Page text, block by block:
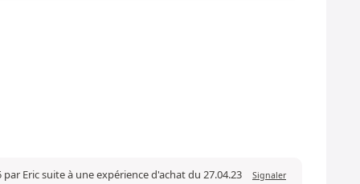
par Eric suite à une expérience d'achat du 27.04.23 Signaler